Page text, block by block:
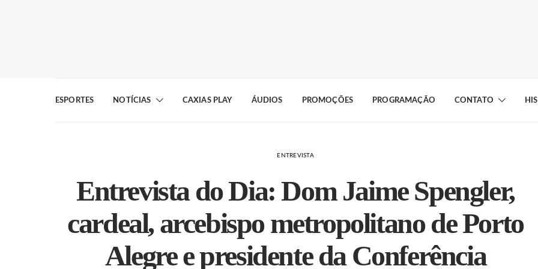
ESPORTES NOTÍCIAS CAXIAS PLAY ÁUDIOS PROMOÇÕES PROGRAMAÇÃO CONTATO
ENTREVISTA
Entrevista do Dia: Dom Jaime Spengler,
cardeal, arcebispo metropolitano de Porto
Alegre e presidente da Conferência